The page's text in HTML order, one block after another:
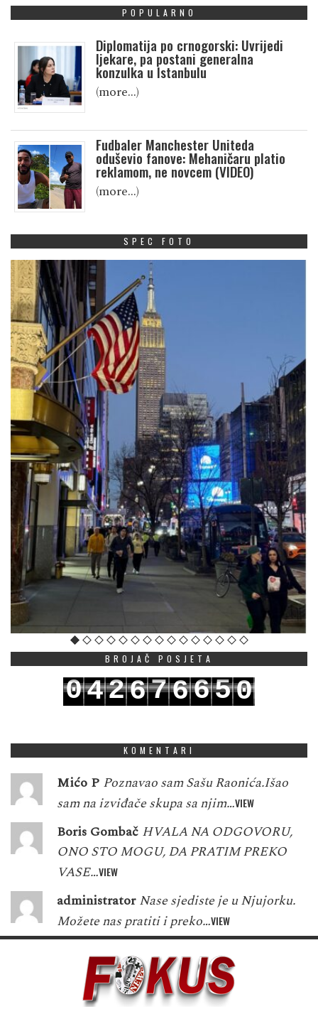
POPULARNO
Diplomatija po crnogorski: Uvrijedi
ljekare, pa postani generalna
konzulka u Istanbulu
(more…)
Fudbaler Manchester Uniteda
oduševio fanove: Mehaničaru platio
reklamom, ne novcem (VIDEO)
(more…)
SPEC FOTO
BROJAČ POSJETA
042676650
KOMENTARI
Mićo P Poznavao sam Sašu Raonića.Išao
sam na izviđače skupa sa njim…VIEW
Boris Gombač HVALA NA ODGOVORU,
ONO STO MOGU, DA PRATIM PREKO
VASE…VIEW
administrator Nase sjediste je u Njujorku.
Možete nas pratiti i preko…VIEW